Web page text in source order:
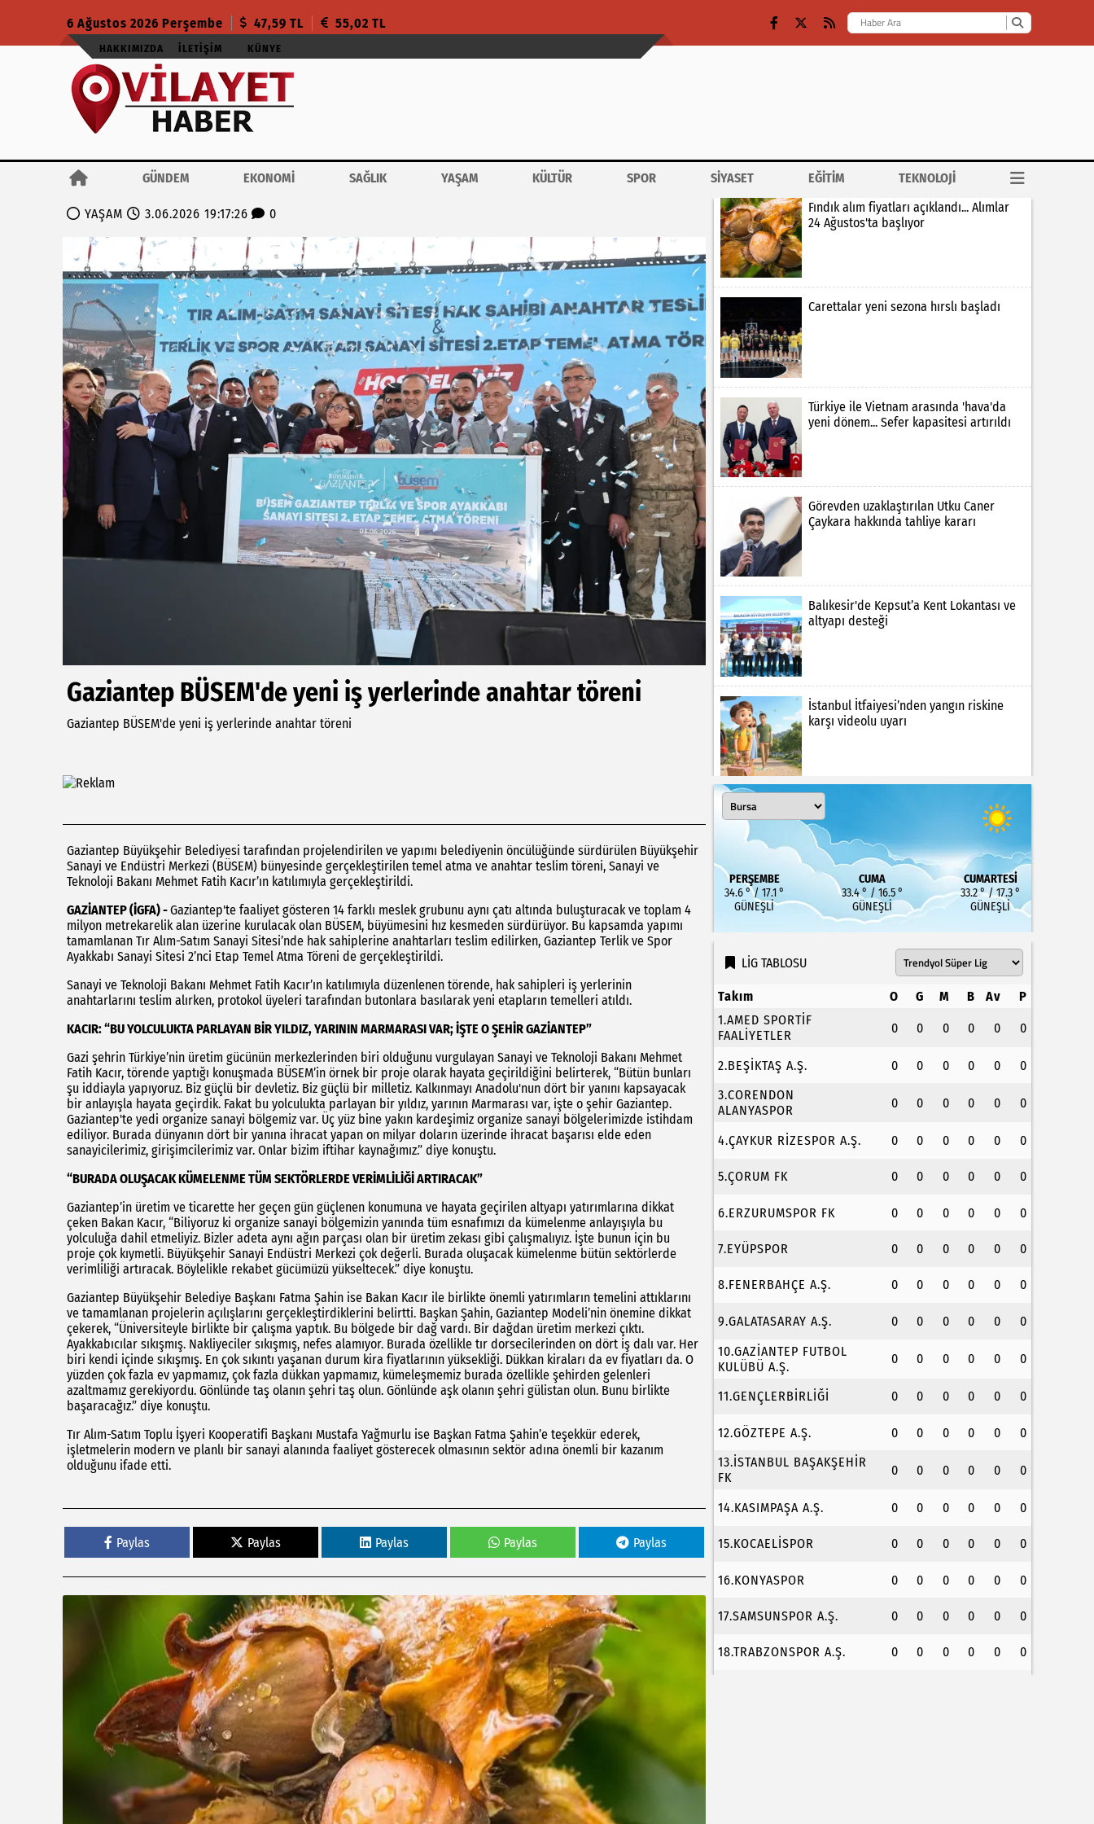
6 Ağustos 2026 Perşembe 47,59 TL 55,02 TL
HAKKIMIZDA İLETIŞIM KÜNYE
GÜNDEM EKONOMİ SAĞLIK YAŞAM KÜLTÜR SPOR SİYASET EĞİTİM TEKNOLOJİ
YAŞAM 3.06.2026 19:17:26 0
Gaziantep BÜSEM'de yeni iş yerlerinde anahtar töreni
Gaziantep BÜSEM'de yeni iş yerlerinde anahtar töreni
Gaziantep Büyükşehir Belediyesi tarafından projelendirilen ve yapımı belediyenin öncülüğünde sürdürülen Büyükşehir
Sanayi ve Endüstri Merkezi (BÜSEM) bünyesinde gerçekleştirilen temel atma ve anahtar teslim töreni, Sanayi ve
Teknoloji Bakanı Mehmet Fatih Kacır’ın katılımıyla gerçekleştirildi.
GAZİANTEP (İGFA) -Gaziantep'te faaliyet gösteren 14 farklı meslek grubunu aynı çatı altında buluşturacak ve toplam 4
milyon metrekarelik alan üzerine kurulacak olan BÜSEM, büyümesini hız kesmeden sürdürüyor. Bu kapsamda yapımı
tamamlanan Tır Alım-Satım Sanayi Sitesi’nde hak sahiplerine anahtarları teslim edilirken, Gaziantep Terlik ve Spor
Ayakkabı Sanayi Sitesi 2’nci Etap Temel Atma Töreni de gerçekleştirildi.
Sanayi ve Teknoloji Bakanı Mehmet Fatih Kacır’ın katılımıyla düzenlenen törende, hak sahipleri iş yerlerinin
anahtarlarını teslim alırken, protokol üyeleri tarafından butonlara basılarak yeni etapların temelleri atıldı.
KACIR: “BU YOLCULUKTA PARLAYAN BİR YILDIZ, YARININ MARMARASI VAR; İŞTE O ŞEHİR GAZİANTEP”
Gazi şehrin Türkiye’nin üretim gücünün merkezlerinden biri olduğunu vurgulayan Sanayi ve Teknoloji Bakanı Mehmet
Fatih Kacır, törende yaptığı konuşmada BÜSEM’in örnek bir proje olarak hayata geçirildiğini belirterek, “Bütün bunları
şu iddiayla yapıyoruz. Biz güçlü bir devletiz. Biz güçlü bir milletiz. Kalkınmayı Anadolu'nun dört bir yanını kapsayacak
bir anlayışla hayata geçirdik. Fakat bu yolculukta parlayan bir yıldız, yarının Marmarası var, işte o şehir Gaziantep.
Gaziantep'te yedi organize sanayi bölgemiz var. Üç yüz bine yakın kardeşimiz organize sanayi bölgelerimizde istihdam
ediliyor. Burada dünyanın dört bir yanına ihracat yapan on milyar doların üzerinde ihracat başarısı elde eden
sanayicilerimiz, girişimcilerimiz var. Onlar bizim iftihar kaynağımız.” diye konuştu.
“BURADA OLUŞACAK KÜMELENME TÜM SEKTÖRLERDE VERİMLİLİĞİ ARTIRACAK”
Gaziantep’in üretim ve ticarette her geçen gün güçlenen konumuna ve hayata geçirilen altyapı yatırımlarına dikkat
çeken Bakan Kacır, “Biliyoruz ki organize sanayi bölgemizin yanında tüm esnafımızı da kümelenme anlayışıyla bu
yolculuğa dahil etmeliyiz. Bizler adeta aynı ağın parçası olan bir üretim zekası gibi çalışmalıyız. İşte bunun için bu
proje çok kıymetli. Büyükşehir Sanayi Endüstri Merkezi çok değerli. Burada oluşacak kümelenme bütün sektörlerde
verimliliği artıracak. Böylelikle rekabet gücümüzü yükseltecek.” diye konuştu.
Gaziantep Büyükşehir Belediye Başkanı Fatma Şahin ise Bakan Kacır ile birlikte önemli yatırımların temelini attıklarını
ve tamamlanan projelerin açılışlarını gerçekleştirdiklerini belirtti. Başkan Şahin, Gaziantep Modeli’nin önemine dikkat
çekerek, “Üniversiteyle birlikte bir çalışma yaptık. Bu bölgede bir dağ vardı. Bir dağdan üretim merkezi çıktı.
Ayakkabıcılar sıkışmış. Nakliyeciler sıkışmış, nefes alamıyor. Burada özellikle tır dorsecilerinden on dört iş dalı var. Her
biri kendi içinde sıkışmış. En çok sıkıntı yaşanan durum kira fiyatlarının yüksekliği. Dükkan kiraları da ev fiyatları da. O
yüzden çok fazla ev yapmamız, çok fazla dükkan yapmamız, kümeleşmemiz burada özellikle şehirden gelenleri
azaltmamız gerekiyordu. Gönlünde taş olanın şehri taş olun. Gönlünde aşk olanın şehri gülistan olun. Bunu birlikte
başaracağız.” diye konuştu.
Tır Alım-Satım Toplu İşyeri Kooperatifi Başkanı Mustafa Yağmurlu ise Başkan Fatma Şahin’e teşekkür ederek,
işletmelerin modern ve planlı bir sanayi alanında faaliyet gösterecek olmasının sektör adına önemli bir kazanım
olduğunu ifade etti.
Paylas Paylas Paylas Paylas Paylas
Fındık alım fiyatları açıklandı... Alımlar
24 Ağustos'ta başlıyor
Carettalar yeni sezona hırslı başladı
Türkiye ile Vietnam arasında 'hava'da
yeni dönem... Sefer kapasitesi artırıldı
Görevden uzaklaştırılan Utku Caner
Çaykara hakkında tahliye kararı
Balıkesir'de Kepsut’a Kent Lokantası ve
altyapı desteği
İstanbul İtfaiyesi’nden yangın riskine
karşı videolu uyarı
PERŞEMBE
34.6 ° / 17.1 °
GÜNEŞLI
CUMA
33.4 ° / 16.5 °
GÜNEŞLI
CUMARTESI
33.2 ° / 17.3 °
GÜNEŞLI
LİG TABLOSU
Takım O G M B Av
P
1.AMED SPORTİF
FAALİYETLER
0 0 0 0 0 0
2.BEŞİKTAŞ A.Ş. 0 0 0 0 0
0
3.CORENDON
ALANYASPOR
0 0 0 0 0 0
4.ÇAYKUR RİZESPOR A.Ş. 0 0 0 0 0 0
5.ÇORUM FK 0 0 0 0 0 0
6.ERZURUMSPOR FK 0 0 0 0 0 0
7.EYÜPSPOR 0 0 0 0 0 0
8.FENERBAHÇE A.Ş. 0 0 0 0 0 0
9.GALATASARAY A.Ş. 0 0 0 0 0
0
10.GAZİANTEP FUTBOL
KULÜBÜ A.Ş.
0 0 0 0 0 0
11.GENÇLERBİRLİĞİ 0 0 0 0 0 0
12.GÖZTEPE A.Ş. 0 0 0 0 0
0
13.İSTANBUL BAŞAKŞEHİR
FK
0 0 0 0 0 0
14.KASIMPAŞA A.Ş. 0 0 0 0 0 0
15.KOCAELİSPOR 0 0 0 0 0 0
16.KONYASPOR 0 0 0 0 0 0
17.SAMSUNSPOR A.Ş. 0 0 0 0 0 0
18.TRABZONSPOR A.Ş. 0 0 0 0 0 0